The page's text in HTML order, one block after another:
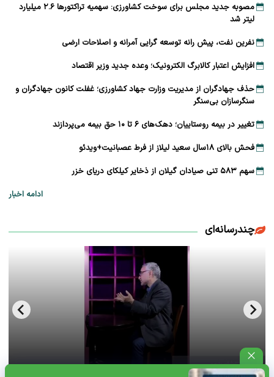
مصوبه جدید مجلس برای سوخت کشاورزی: سهمیه تراکتورها ۲.۶ میلیارد
لیتر شد
نفرین نفت، پیش رانه توسعه ‌گرایی آمرانه و اصلاحات ارضی
افزایش اعتبار کالابرگ الکترونیک؛ وعده جدید وزیر اقتصاد
حذف جهادگران از مدیریت وزارت جهاد کشاورزی؛ غفلت کانون جهادگران و
سنگرسازان بی‌سنگر
تغییر در بیمه روستاییان؛ دهک‌های ۶ تا ۱۰ حق بیمه می‌پردازند
فحش بالای ۱۸سال سعید لیلاز از فرط عصبانیت+ویدئو
سهم ۵۸۳ تنی صیادان گیلان از ذخایر کیلکای دریای خزر
ادامه اخبار
چندرسانه‌ای
فحش بالای ۱۸سال سعید لیلاز از فرط عصبانیت+ویدئو